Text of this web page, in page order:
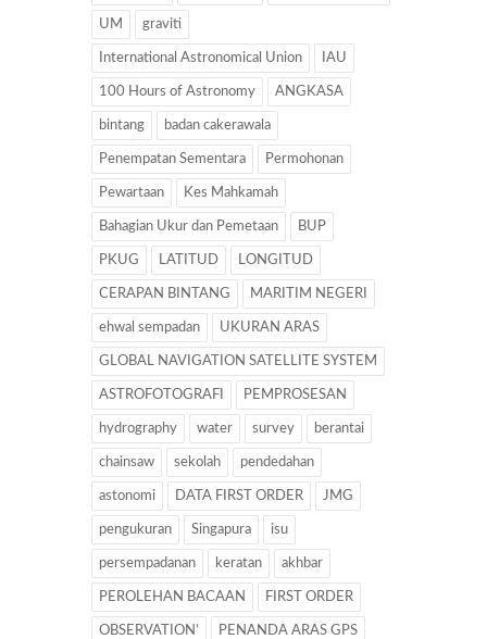
UM graviti
International Astronomical Union IAU
100 Hours of Astronomy ANGKASA
bintang badan cakerawala
Penempatan Sementara Permohonan
Pewartaan Kes Mahkamah
Bahagian Ukur dan Pemetaan BUP
PKUG LATITUD LONGITUD
CERAPAN BINTANG MARITIM NEGERI
ehwal sempadan UKURAN ARAS
GLOBAL NAVIGATION SATELLITE SYSTEM
ASTROFOTOGRAFI PEMPROSESAN
hydrography water survey berantai
chainsaw sekolah pendedahan
astonomi DATA FIRST ORDER JMG
pengukuran Singapura isu
persempadanan keratan akhbar
PEROLEHAN BACAAN FIRST ORDER
OBSERVATION’ PENANDA ARAS GPS